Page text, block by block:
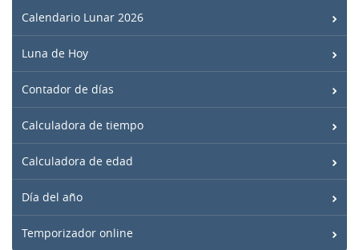
Calendario Lunar 2026
Luna de Hoy
Contador de días
Calculadora de tiempo
Calculadora de edad
Día del año
Temporizador online